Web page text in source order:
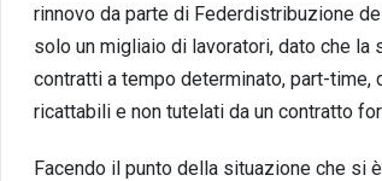
rinnovo da parte di Federdistribuzione
solo un migliaio di lavoratori, dato che
contratti a tempo determinato, part-
ricattabili e non tutelati da un contratto
Facendo il punto della situazione che si